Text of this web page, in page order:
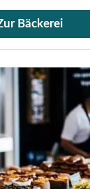
Bäckerei